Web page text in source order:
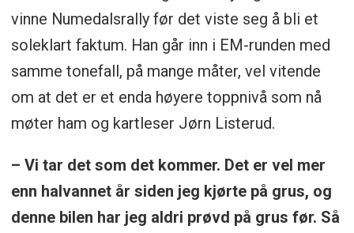
vinne Numedalsrally før det viste seg å bli et
soleklart faktum. Han går inn i EM-runden med
samme tonefall, på mange måter, vel vitende
om at det er et enda høyere toppnivå som nå
møter ham og kartleser Jørn Listerud.
– Vi tar det som det kommer. Det er vel mer
enn halvannet år siden jeg kjørte på grus, og
denne bilen har jeg aldri prøvd på grus før. Så